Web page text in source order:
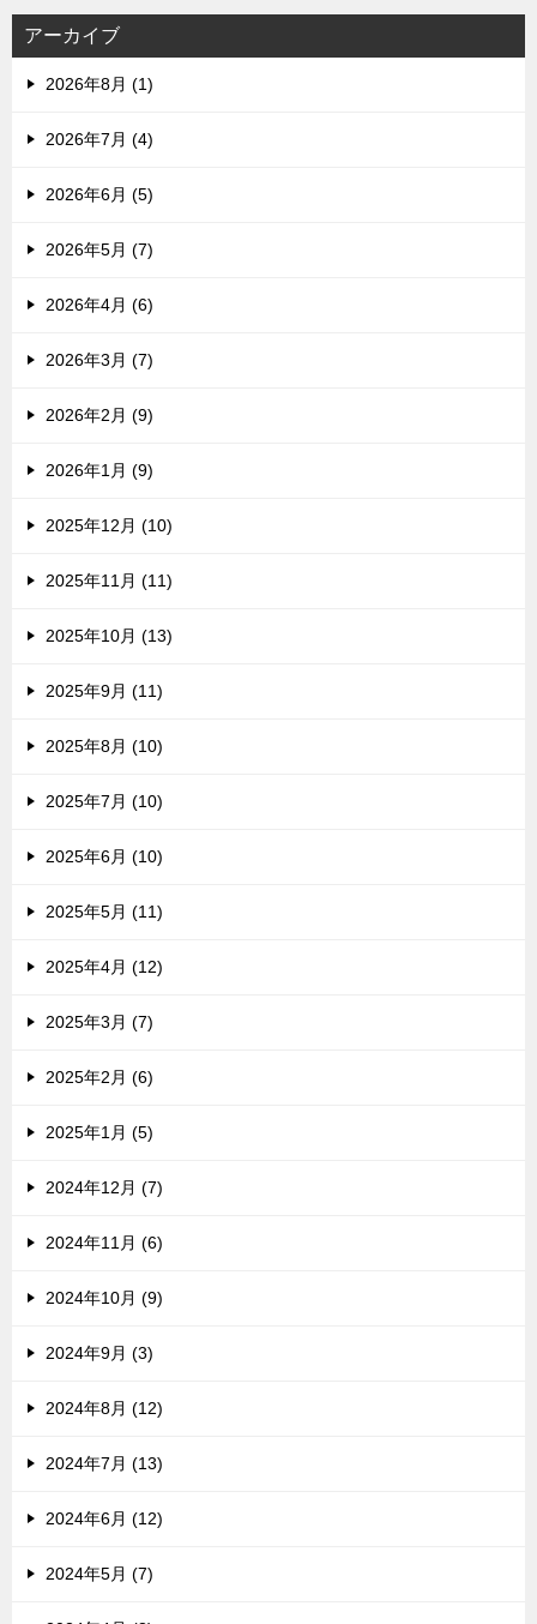
アーカイブ
2026年8月 (1)
2026年7月 (4)
2026年6月 (5)
2026年5月 (7)
2026年4月 (6)
2026年3月 (7)
2026年2月 (9)
2026年1月 (9)
2025年12月 (10)
2025年11月 (11)
2025年10月 (13)
2025年9月 (11)
2025年8月 (10)
2025年7月 (10)
2025年6月 (10)
2025年5月 (11)
2025年4月 (12)
2025年3月 (7)
2025年2月 (6)
2025年1月 (5)
2024年12月 (7)
2024年11月 (6)
2024年10月 (9)
2024年9月 (3)
2024年8月 (12)
2024年7月 (13)
2024年6月 (12)
2024年5月 (7)